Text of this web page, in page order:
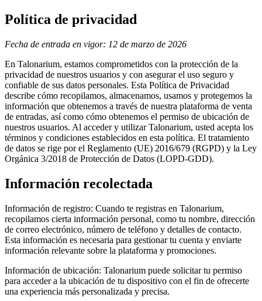
Política de privacidad
Fecha de entrada en vigor: 12 de marzo de 2026
En Talonarium, estamos comprometidos con la protección de la
privacidad de nuestros usuarios y con asegurar el uso seguro y
confiable de sus datos personales. Esta Política de Privacidad
describe cómo recopilamos, almacenamos, usamos y protegemos la
información que obtenemos a través de nuestra plataforma de venta
de entradas, así como cómo obtenemos el permiso de ubicación de
nuestros usuarios. Al acceder y utilizar Talonarium, usted acepta los
términos y condiciones establecidos en esta política. El tratamiento
de datos se rige por el Reglamento (UE) 2016/679 (RGPD) y la Ley
Orgánica 3/2018 de Protección de Datos (LOPD-GDD).
Información recolectada
Información de registro: Cuando te registras en Talonarium,
recopilamos cierta información personal, como tu nombre, dirección
de correo electrónico, número de teléfono y detalles de contacto.
Esta información es necesaria para gestionar tu cuenta y enviarte
información relevante sobre la plataforma y promociones.
Información de ubicación: Talonarium puede solicitar tu permiso
para acceder a la ubicación de tu dispositivo con el fin de ofrecerte
una experiencia más personalizada y precisa.